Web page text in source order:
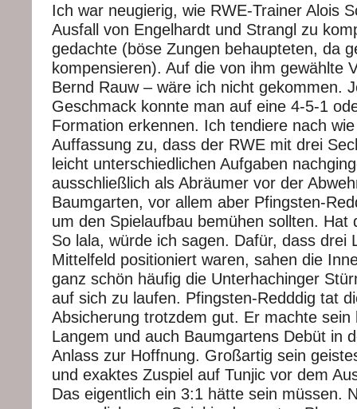
Ich war neugierig, wie RWE-Trainer Alois
Ausfall von Engelhardt und Strangl zu
gedachte (böse Zungen behaupteten, da
kompensieren). Auf die von ihm gewählte
Bernd Rauw – wäre ich nicht gekommen.
Geschmack konnte man auf eine 4-5-1
Formation erkennen. Ich tendiere nach
Auffassung zu, dass der RWE mit drei
leicht unterschiedlichen Aufgaben
ausschließlich als Abräumer vor der
Baumgarten, vor allem aber Pfingsten-
um den Spielaufbau bemühen sollten. Hat
So lala, würde ich sagen. Dafür, dass drei
Mittelfeld positioniert waren, sahen die
ganz schön häufig die Unterhachinger
auf sich zu laufen. Pfingsten-Redddig tat
Absicherung trotzdem gut. Er machte sein
Langem und auch Baumgartens Debüt in
Anlass zur Hoffnung. Großartig sein
und exaktes Zuspiel auf Tunjic vor dem
Das eigentlich ein 3:1 hätte sein müssen.